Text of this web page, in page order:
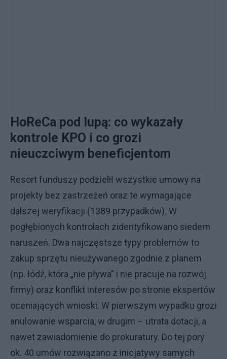
HoReCa pod lupą: co wykazały
kontrole KPO i co grozi
nieuczciwym beneficjentom
Resort funduszy podzielił wszystkie umowy na
projekty bez zastrzeżeń oraz te wymagające
dalszej weryfikacji (1389 przypadków). W
pogłębionych kontrolach zidentyfikowano siedem
naruszeń. Dwa najczęstsze typy problemów to
zakup sprzętu nieużywanego zgodnie z planem
(np. łódź, która „nie pływa” i nie pracuje na rozwój
firmy) oraz konflikt interesów po stronie ekspertów
oceniających wnioski. W pierwszym wypadku grozi
anulowanie wsparcia, w drugim – utrata dotacji, a
nawet zawiadomienie do prokuratury. Do tej pory
ok. 40 umów rozwiązano z inicjatywy samych